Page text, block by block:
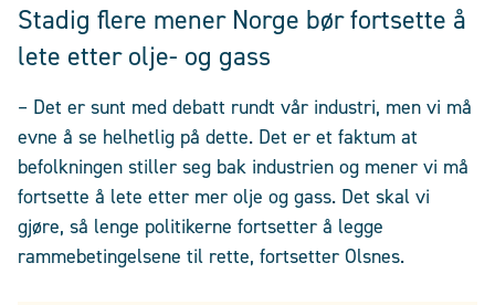
Stadig flere mener Norge bør fortsette å
lete etter olje- og gass
– Det er sunt med debatt rundt vår industri, men vi må
evne å se helhetlig på dette. Det er et faktum at
befolkningen stiller seg bak industrien og mener vi må
fortsette å lete etter mer olje og gass. Det skal vi
gjøre, så lenge politikerne fortsetter å legge
rammebetingelsene til rette, fortsetter Olsnes.